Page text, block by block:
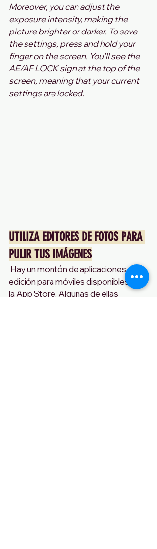
Moreover, you can adjust the
exposure intensity, making the
picture brighter or darker. To save
the settings, press and hold your
finger on the screen. You’ll see the
AE/AF LOCK sign at the top of the
screen, meaning that your current
settings are locked.
UTILIZA EDITORES DE FOTOS PARA
PULIR TUS IMÁGENES
edición para móviles disponibles en
la App Store. Algunas de ellas